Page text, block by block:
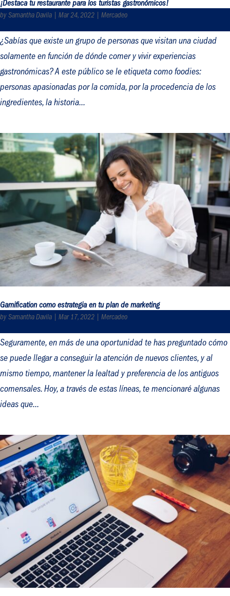
¡Destaca tu restaurante para los turistas gastronómicos!
by Samantha Davila Mar 24, 2022 Mercadeo
¿Sabías que existe un grupo de personas que visitan una ciudad
solamente en función de dónde comer y vivir experiencias
gastronómicas? A este público se le etiqueta como foodies:
personas apasionadas por la comida, por la procedencia de los
ingredientes, la historia...
Gamification como estrategia en tu plan de marketing
by Samantha Davila Mar 17, 2022 Mercadeo
Seguramente, en más de una oportunidad te has preguntado cómo
se puede llegar a conseguir la atención de nuevos clientes, y al
mismo tiempo, mantener la lealtad y preferencia de los antiguos
comensales. Hoy, a través de estas líneas, te mencionaré algunas
ideas que...